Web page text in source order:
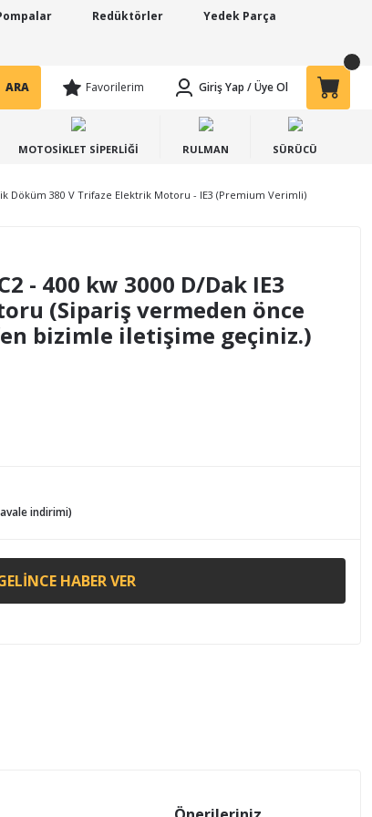
Redüktörler Yedek Parça
ARA Favorilerim Giriş Yap /Üye Ol
MOTOSİKLET SİPERLİĞİ RULMAN SÜRÜCÜ
Döküm 380 V Trifaze Elektrik Motoru - IE3 (Premium Verimli)
- 400 kw 3000 D/Dak IE3
(Sipariş vermeden önce
bizimle iletişime geçiniz.)
indirimi)
HABER VER